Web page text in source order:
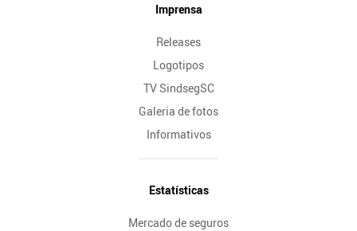
Imprensa
Releases
Logotipos
TV SindsegSC
Galeria de fotos
Informativos
Estatísticas
Mercado de seguros